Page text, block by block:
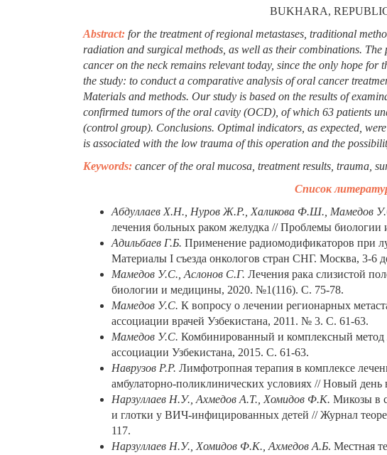
BUKHARA,
Abstract: for the treatment of regional metastases, traditional
radiation and surgical methods, as well as their combinations.
cancer on the neck remains relevant today, since the only hope
the study: to conduct a comparative analysis of oral cancer
Materials and methods. Our study is based on the results of
confirmed tumors of the oral cavity (OCD), of which 63 patients
(control group). Conclusions. Optimal indicators, as expected,
is associated with the low trauma of this operation and the
Keywords: cancer of the oral mucosa, treatment results, trauma,
Список
Абдуллаев Х.Н., Нуров Ж.Р., Халикова Ф.Ш., Мамедов
лечения больных раком желудка // Проблемы
Адильбаев Г.Б. Применение радиомодификаторов при
Материалы I съезда онкологов стран СНГ. Москва, 3-6
Мамедов У.С., Аслонов С.Г. Лечения рака слизистой
биологии и медицины, 2020. №1(116). С. 75-78.
Мамедов У.С. К вопросу о лечении регионарных
ассоциации врачей Узбекистана, 2011. № 3. С. 61-63.
Мамедов У.С. Комбинированный и комплексный метод
ассоциации Узбекистана, 2015. С. 61-63.
Наврузов Р.Р. Лимфотропная терапия в комплексе
амбулаторно-поликлинических условиях // Новый
Нарзуллаев Н.У., Ахмедов А.Т., Хомидов Ф.К. Микозы в
и глотки у ВИЧ-инфицированных детей // Журнал
117.
Нарзуллаев Н.У., Хомидов Ф.К., Ахмедов А.Б. Местная